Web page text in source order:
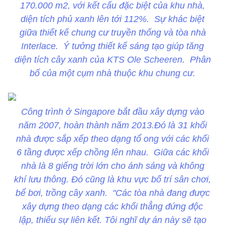
170.000 m2, với kết cấu đặc biệt của khu nhà,
diện tích phủ xanh lên tới 112%. Sự khác biệt
giữa thiết kế chung cư truyền thống và tòa nhà
Interlace. Ý tưởng thiết kế sáng tạo giúp tăng
diện tích cây xanh của KTS Ole Scheeren. Phân
bố của một cụm nhà thuộc khu chung cư.
Công trình ở Singapore bắt đầu xây dựng vào
năm 2007, hoàn thành năm 2013.Đó là 31 khối
nhà được sắp xếp theo dạng tổ ong với các khối
6 tầng được xếp chồng lên nhau. Giữa các khối
nhà là 8 giếng trời lớn cho ánh sáng và không
khí lưu thông. Đó cũng là khu vực bố trí sân chơi,
bể bơi, trồng cây xanh. "Các tòa nhà đang được
xây dựng theo dạng các khối thẳng đứng độc
lập, thiếu sự liên kết. Tôi nghĩ dự án này sẽ tạo